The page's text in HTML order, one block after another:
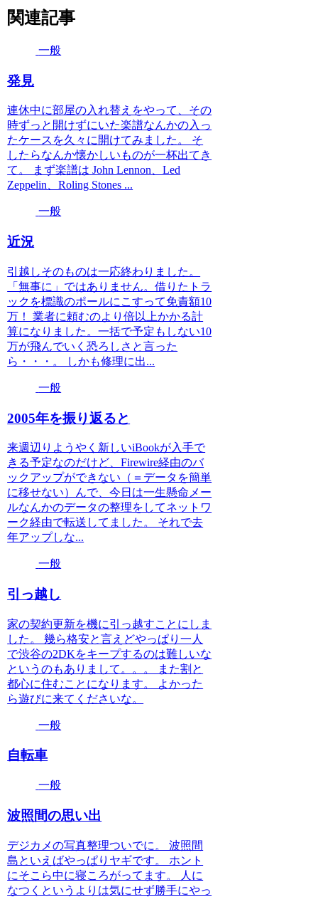
関連記事
一般
発見
連休中に部屋の入れ替えをやって、その
時ずっと開けずにいた楽譜なんかの入っ
たケースを久々に開けてみました。 そ
したらなんか懐かしいものが一杯出てき
て。 まず楽譜は John Lennon、Led
Zeppelin、Roling Stones ...
一般
近況
引越しそのものは一応終わりました。
「無事に」ではありません。借りたトラ
ックを標識のポールにこすって免責額10
万！ 業者に頼むのより倍以上かかる計
算になりました。一括で予定もしない10
万が飛んでいく恐ろしさと言った
ら・・・。 しかも修理に出...
一般
2005年を振り返ると
来週辺りようやく新しいiBookが入手で
きる予定なのだけど、Firewire経由のバ
ックアップができない（＝データを簡単
に移せない）んで、今日は一生懸命メー
ルなんかのデータの整理をしてネットワ
ーク経由で転送してました。 それで去
年アップしな...
一般
引っ越し
家の契約更新を機に引っ越すことにしま
した。 幾ら格安と言えどやっぱり一人
で渋谷の2DKをキープするのは難しいな
というのもありまして。。。 また割と
都心に住むことになります。 よかった
ら遊びに来てくださいな。
一般
自転車
一般
波照間の思い出
デジカメの写真整理ついでに。 波照間
島といえばやっぱりヤギです。 ホント
にそこら中に寝ころがってます。 人に
なつくというよりは気にせず勝手にやっ